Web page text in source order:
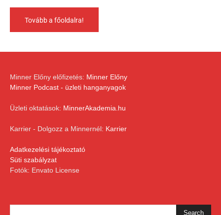
Tovább a főoldalra!
Minner Előny előfizetés: Minner Előny
Minner Podcast - üzleti hanganyagok
Üzleti oktatások: MinnerAkademia.hu
Karrier - Dolgozz a Minnernél: Karrier
Adatkezelési tájékoztató
Süti szabályzat
Fotók: Envato License